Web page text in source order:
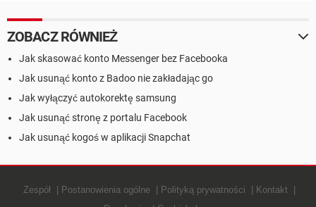
ZOBACZ RÓWNIEŻ
Jak skasować konto Messenger bez Facebooka
Jak usunąć konto z Badoo nie zakładając go
Jak wyłączyć autokorektę samsung
Jak usunąć stronę z portalu Facebook
Jak usunąć kogoś w aplikacji Snapchat
Zespół Postanowienia ogólne Polityką prywatności
Kontakt